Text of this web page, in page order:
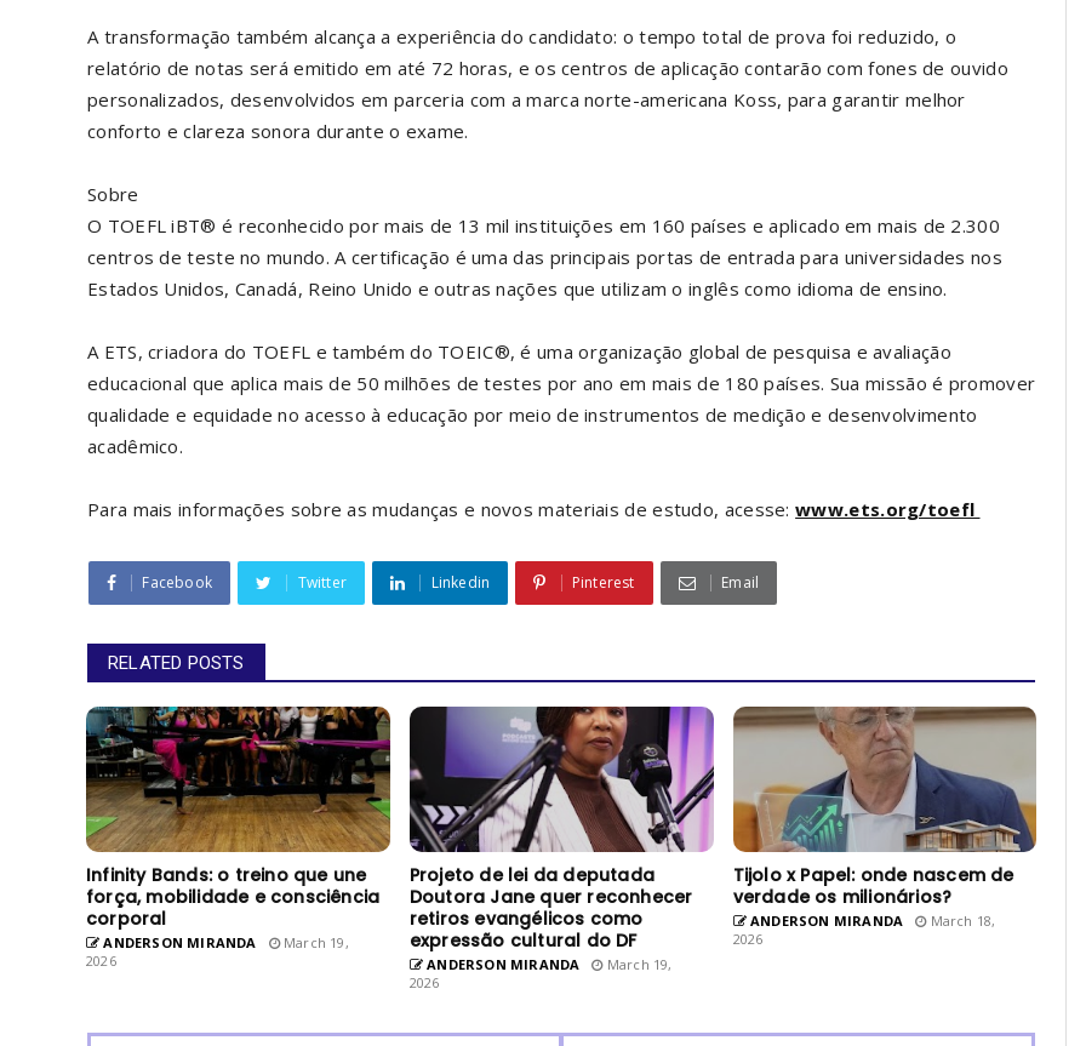
A transformação também alcança a experiência do candidato: o tempo total de prova foi reduzido, o
relatório de notas será emitido em até 72 horas, e os centros de aplicação contarão com fones de ouvido
personalizados, desenvolvidos em parceria com a marca norte-americana Koss, para garantir melhor
conforto e clareza sonora durante o exame.
Sobre
O TOEFL iBT® é reconhecido por mais de 13 mil instituições em 160 países e aplicado em mais de 2.300
centros de teste no mundo. A certificação é uma das principais portas de entrada para universidades nos
Estados Unidos, Canadá, Reino Unido e outras nações que utilizam o inglês como idioma de ensino.
A ETS, criadora do TOEFL e também do TOEIC®, é uma organização global de pesquisa e avaliação
educacional que aplica mais de 50 milhões de testes por ano em mais de 180 países. Sua missão é promover
qualidade e equidade no acesso à educação por meio de instrumentos de medição e desenvolvimento
acadêmico.
Para mais informações sobre as mudanças e novos materiais de estudo, acesse:www.ets.org/toefl
Facebook Twitter Linkedin Pinterest Email
RELATED POSTS
Infinity Bands: o treino que une
força, mobilidade e consciência
corporal
ANDERSON MIRANDA
March 19,
2026
Projeto de lei da deputada
Doutora Jane quer reconhecer
retiros evangélicos como
expressão cultural do DF
ANDERSON MIRANDA
March 19,
2026
Tijolo x Papel: onde nascem de
verdade os milionários?
ANDERSON MIRANDA
March 18,
2026